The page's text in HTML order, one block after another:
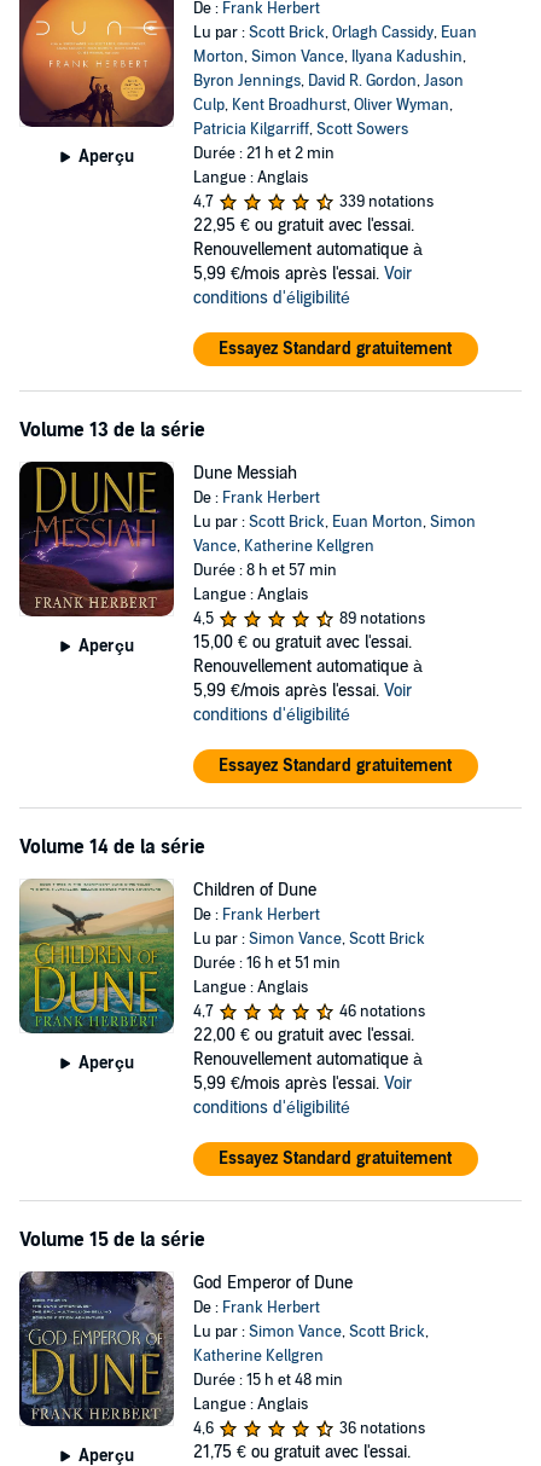
Aperçu
De : Frank Herbert
Lu par :Scott Brick,Orlagh Cassidy, Euan
Morton,Simon Vance, Ilyana Kadushin,
Byron Jennings, David R. Gordon,Jason
Culp, Kent Broadhurst,Oliver Wyman,
Patricia Kilgarriff,Scott Sowers
Durée : 21 h et 2 min
Langue : Anglais
4,7
339 notations
22,95 € ou gratuit avec l'essai.
Renouvellement automatique à
5,99 €/mois après l'essai. Voir
conditions d'éligibilité
Essayez Standard gratuitement
Volume 13 de la série
Aperçu
Dune Messiah
De : Frank Herbert
Lu par :Scott Brick, Euan Morton,Simon
Vance, Katherine Kellgren
Durée : 8 h et 57 min
Langue : Anglais
4,5
89 notations
15,00 € ou gratuit avec l'essai.
Renouvellement automatique à
5,99 €/mois après l'essai. Voir
conditions d'éligibilité
Essayez Standard gratuitement
Volume 14 de la série
Aperçu
Children of Dune
De : Frank Herbert
Lu par :Simon Vance,Scott Brick
Durée : 16 h et 51 min
Langue : Anglais
4,7
46 notations
22,00 € ou gratuit avec l'essai.
Renouvellement automatique à
5,99 €/mois après l'essai. Voir
conditions d'éligibilité
Essayez Standard gratuitement
Volume 15 de la série
Aperçu
God Emperor of Dune
De : Frank Herbert
Lu par :Simon Vance,Scott Brick,
Katherine Kellgren
Durée : 15 h et 48 min
Langue : Anglais
4,6
36 notations
21,75 € ou gratuit avec l'essai.